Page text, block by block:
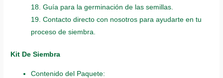
18. Guía para la germinación de las semillas.
19. Contacto directo con nosotros para ayudarte en tu
proceso de siembra.
Kit De Siembra
Contenido del Paquete: